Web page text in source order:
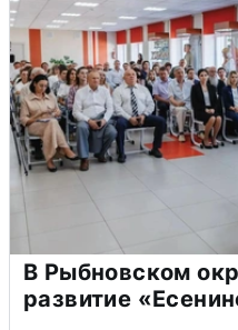
В Рыбновском
развитие